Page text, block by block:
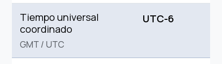
Tiempo universal
coordinado
GMT / UTC
UTC-6